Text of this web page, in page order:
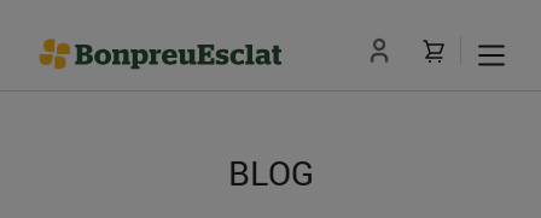
BLOG